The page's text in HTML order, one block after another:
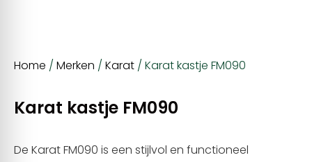
Home / Merken / Karat / Karat kastje FM090
Karat kastje FM090
De Karat FM090 is een stijlvol en functioneel